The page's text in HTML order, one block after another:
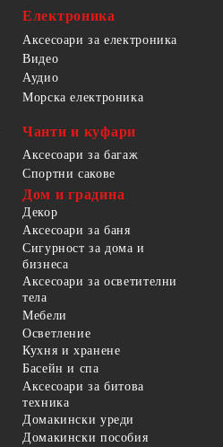
Електроника
Аксесоари за електроника
Видео
Аудио
Морска електроника
Чанти и куфари
Аксесоари за багаж
Спортни сакове
Дом и градина
Декор
Аксесоари за баня
Сигурност за дома и
бизнеса
Аксесоари за осветителни
тела
Мебели
Осветление
Кухня и хранене
Басейн и спа
Аксесоари за битова
техника
Домакински уреди
Домакински пособия